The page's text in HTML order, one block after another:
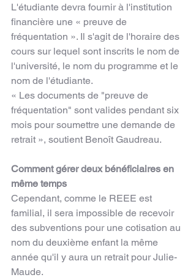
L'étudiante devra fournir à l'institution
financière une « preuve de
fréquentation ». Il s'agit de l'horaire des
cours sur lequel sont inscrits le nom de
l'université, le nom du programme et le
nom de l'étudiante.
« Les documents de "preuve de
fréquentation" sont valides pendant six
mois pour soumettre une demande de
retrait », soutient Benoît Gaudreau.
Comment gérer deux bénéficiaires en
même temps
Cependant, comme le REEE est
familial, il sera impossible de recevoir
des subventions pour une cotisation au
nom du deuxième enfant la même
année qu'il y aura un retrait pour Julie-
Maude.